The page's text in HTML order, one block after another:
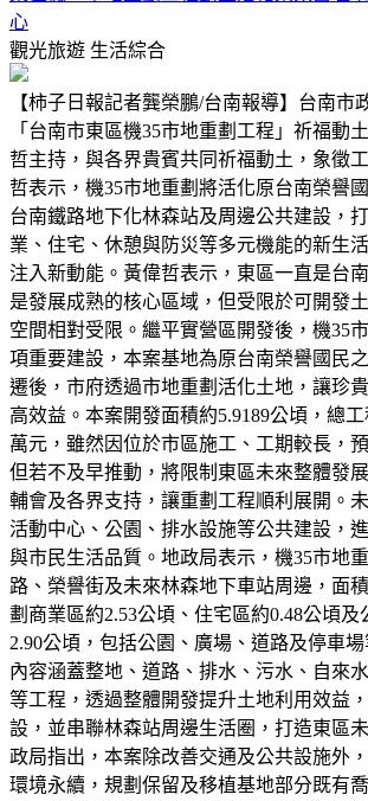
心
觀光旅遊 生活綜合
【柿子日報記者龔榮鵬/台南報導】台南市
「台南市東區機35市地重劃工程」祈福動
哲主持，與各界貴賓共同祈福動土，象徵
哲表示，機35市地重劃將活化原台南榮譽
台南鐵路地下化林森站及周邊公共建設，
業、住宅、休憩與防災等多元機能的新生
注入新動能。黃偉哲表示，東區一直是台
是發展成熟的核心區域，但受限於可開發
空間相對受限。繼平實營區開發後，機35
項重要建設，本案基地為原台南榮譽國民
遷後，市府透過市地重劃活化土地，讓珍
高效益。本案開發面積約5.9189公頃，總
萬元，雖然因位於市區施工、工期較長，
但若不及早推動，將限制東區未來整體發
輔會及各界支持，讓重劃工程順利展開。
活動中心、公園、排水設施等公共建設，
與市民生活品質。地政局表示，機35市地
路、榮譽街及未來林森地下車站周邊，面
劃商業區約2.53公頃、住宅區約0.48公頃及
2.90公頃，包括公園、廣場、道路及停車
內容涵蓋整地、道路、排水、污水、自來
等工程，透過整體開發提升土地利用效益
設，並串聯林森站周邊生活圈，打造東區
政局指出，本案除改善交通及公共設施外
環境永續，規劃保留及移植基地部分既有